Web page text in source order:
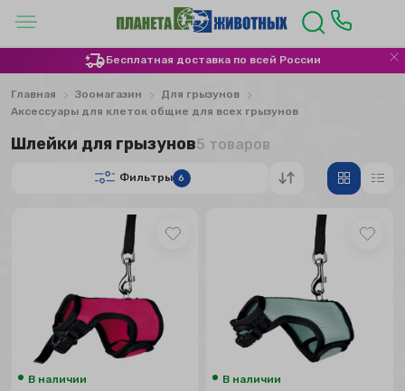
Бесплатная доставка по всей России
Главная Зоомагазин
Для грызунов
Аксессуары для клеток общие для всех грызунов
Шлейки для грызунов5 товаров
Фильтры 6
В наличии В наличии